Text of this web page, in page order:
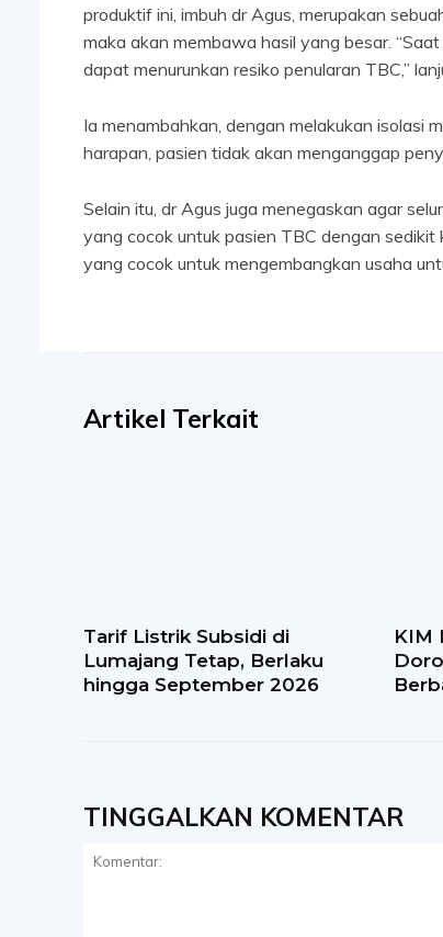
produktif ini, imbuh dr Agus, merupakan
maka akan membawa hasil yang besar.
dapat menurunkan resiko penularan TBC,”
Ia menambahkan, dengan melakukan isolasi
harapan, pasien tidak akan menganggap
Selain itu, dr Agus juga menegaskan agar
yang cocok untuk pasien TBC dengan
yang cocok untuk mengembangkan usaha
Artikel Terkait
Tarif Listrik Subsidi di
Lumajang Tetap, Berlaku
hingga September 2026
KIM
TINGGALKAN KOMENTAR